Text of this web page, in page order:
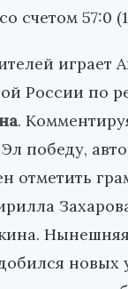
счетом 57:0
России по
.
победу,
отметить
новых